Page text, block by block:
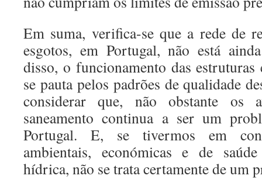
Em suma, verifica-se que a rede de
esgotos, em Portugal, não está
disso, o funcionamento das estruturas
se pauta pelos padrões de qualidade
considerar que, não obstante os
saneamento continua a ser um
Portugal. E, se tivermos em
ambientais, económicas e de
hídrica, não se trata certamente de um